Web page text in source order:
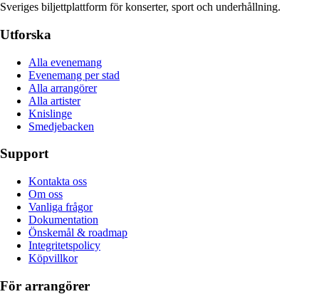
Sveriges biljettplattform för konserter, sport och underhållning.
Utforska
Alla evenemang
Evenemang per stad
Alla arrangörer
Alla artister
Knislinge
Smedjebacken
Support
Kontakta oss
Om oss
Vanliga frågor
Dokumentation
Önskemål & roadmap
Integritetspolicy
Köpvillkor
För arrangörer